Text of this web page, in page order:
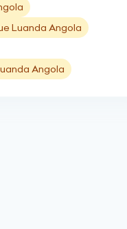
Luanda Angola
Angola